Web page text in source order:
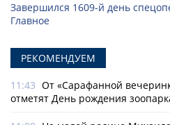
Завершился 1609-й день
Главное
РЕКОМЕНДУЕМ
11:43 От «Сарафанной
отметят День рождения